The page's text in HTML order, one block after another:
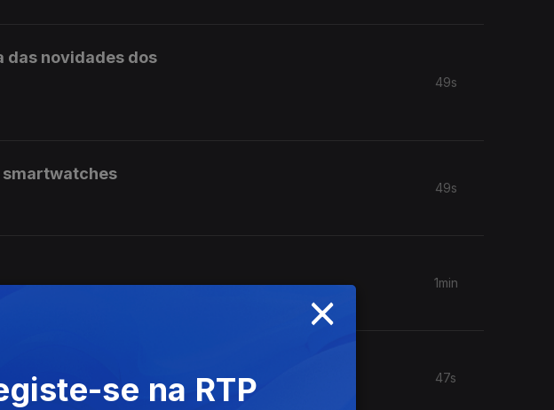
das novidades dos
49s
smartwatches
49s
1min
47s
×
se na RTP